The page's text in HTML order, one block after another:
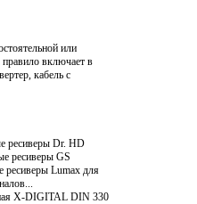
или
включает в
кабель с
ресиверы Dr. HD
ресиверы GS
ресиверы Lumax для
X-DIGITAL DIN 330